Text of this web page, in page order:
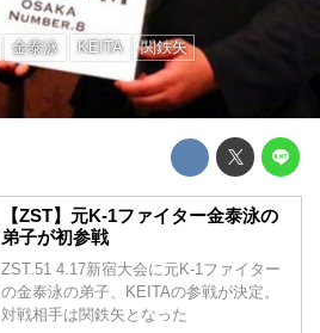
金泰泳 KEITA
関鉄矢
【ZST】元K-1ファイター金泰泳の
弟子が初参戦
ZST.51 4.17新宿大会に元K-1ファイター
の金泰泳の弟子、KEITAの参戦が決定。
対戦相手は関鉄矢となった